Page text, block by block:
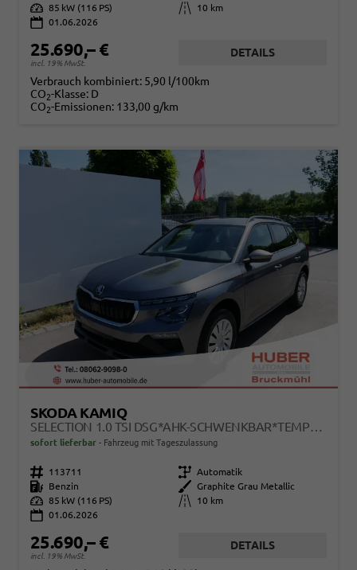
Leistung 85 kW (116 PS) Kilometerstand
10 km
01.06.2026
25.690,– €
incl. 19% MwSt.
DETAILS
Verbrauch kombiniert: 5,90 l/100km
CO2-Klasse: D
CO2-Emissionen: 133,00 g/km
SKODA KAMIQ
SELECTION 1.0 TSI DSG*AHK-SCHWENKBAR*TEMPOMAT*PDC-HINTEN*KEYLESS-GO*SHZ*
sofort lieferbar Fahrzeug mit Tageszulassung
Fahrzeugnr. 113711 Getriebe Automatik
Kraftstoff
Benzin Außenfarbe
Graphite Grau Metallic
Leistung 85 kW (116 PS) Kilometerstand
10 km
01.06.2026
25.690,– €
incl. 19% MwSt.
DETAILS